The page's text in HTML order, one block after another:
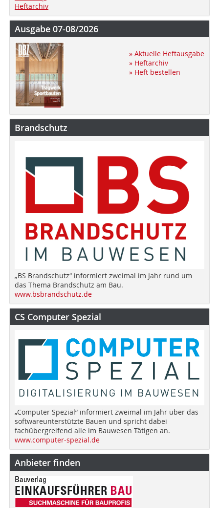
Heftarchiv
Ausgabe 07-08/2026
» Aktuelle Heftausgabe
» Heftarchiv
» Heft bestellen
Brandschutz
„BS Brandschutz“ informiert zweimal im Jahr rund um
das Thema Brandschutz am Bau.
www.bsbrandschutz.de
CS Computer Spezial
„Computer Spezial“ informiert zweimal im Jahr über das
softwareunterstützte Bauen und spricht dabei
fachübergreifend alle im Bauwesen Tätigen an.
www.computer-spezial.de
Anbieter finden